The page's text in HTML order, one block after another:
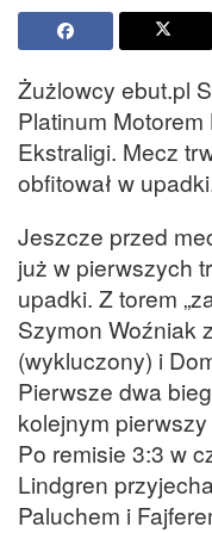
Żużlowcy ebut.pl
Platinum
Ekstraligi. Mecz
obfitował w
Jeszcze przed
już w pierwszych
upadki. Z torem
Szymon Woźniak
(wykluczony) i
Pierwsze dwa
kolejnym
Po remisie 3:3 w
Lindgren
Paluchem i